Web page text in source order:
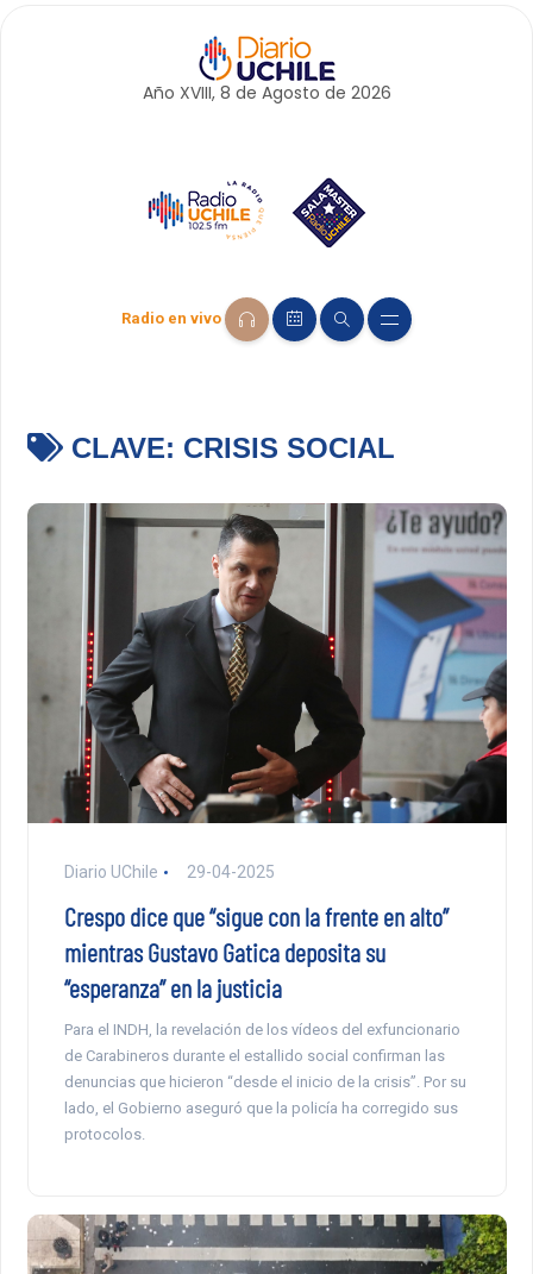
Año XVIII, 8 de Agosto de 2026
Radio en vivo
CLAVE: CRISIS SOCIAL
Diario UChile 29-04-2025
Crespo dice que “sigue con la frente en alto”
mientras Gustavo Gatica deposita su
“esperanza” en la justicia
Para el INDH, la revelación de los vídeos del exfuncionario
de Carabineros durante el estallido social confirman las
denuncias que hicieron “desde el inicio de la crisis”. Por su
lado, el Gobierno aseguró que la policía ha corregido sus
protocolos.